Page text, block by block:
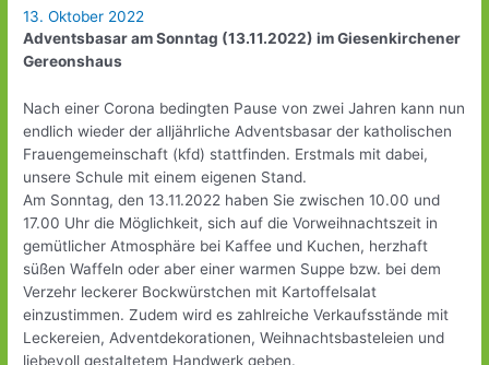
13. Oktober 2022
Adventsbasar am Sonntag (13.11.2022) im Giesenkirchener
Gereonshaus
Nach einer Corona bedingten Pause von zwei Jahren kann nun
endlich wieder der alljährliche Adventsbasar der katholischen
Frauengemeinschaft (kfd) stattfinden. Erstmals mit dabei,
unsere Schule mit einem eigenen Stand.
Am Sonntag, den 13.11.2022 haben Sie zwischen 10.00 und
17.00 Uhr die Möglichkeit, sich auf die Vorweihnachtszeit in
gemütlicher Atmosphäre bei Kaffee und Kuchen, herzhaft
süßen Waffeln oder aber einer warmen Suppe bzw. bei dem
Verzehr leckerer Bockwürstchen mit Kartoffelsalat
einzustimmen. Zudem wird es zahlreiche Verkaufsstände mit
Leckereien, Adventdekorationen, Weihnachtsbasteleien und
liebevoll gestaltetem Handwerk geben.